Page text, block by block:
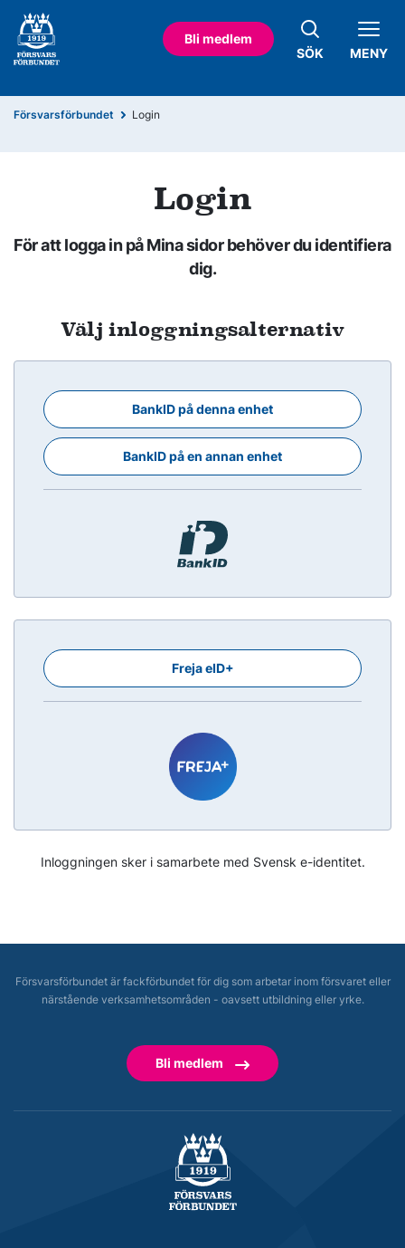
Bli medlem
SÖK
MENY
Försvarsförbundet Login
Login
För att logga in på Mina sidor behöver du identifiera
dig.
Välj inloggningsalternativ
BankID på denna enhet
BankID på en annan enhet
Freja eID+
Inloggningen sker i samarbete med Svensk e-identitet.
Försvarsförbundet är fackförbundet för dig som arbetar inom försvaret eller
närstående verksamhetsområden - oavsett utbildning eller yrke.
Bli medlem
Försvarsförbundet